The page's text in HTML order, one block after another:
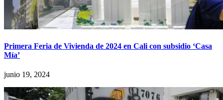
Primera Feria de Vivienda de 2024 en Cali con subsidio ‘Casa
Mía’
junio 19, 2024